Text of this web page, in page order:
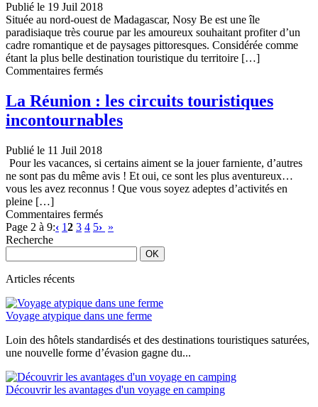
spots
de
parapente
Publié le 19 Juil 2018
Située au nord-ouest de Madagascar, Nosy Be est une île
paradisiaque très courue par les amoureux souhaitant profiter d’un
cadre romantique et de paysages pittoresques. Considérée comme
étant la plus belle destination touristique du territoire […]
Commentaires ferméssur
en
amoureux
à
vers
Nosy
Be
La Réunion : les circuits touristiques
incontournables
Publié le 11 Juil 2018
Pour les vacances, si certains aiment se la jouer farniente, d’autres
ne sont pas du même avis ! Et oui, ce sont les plus aventureux…
vous les avez reconnus ! Que vous soyez adeptes d’activités en
pleine […]
Commentaires ferméssur
La
circuits
Page 2 à 9:‹ 12 3 4 5› »
Recherche
Articles récents
Voyage atypique dans une ferme
Loin des hôtels standardisés et des destinations touristiques saturées,
une nouvelle forme d’évasion gagne du...
Découvrir les avantages d'un voyage en camping